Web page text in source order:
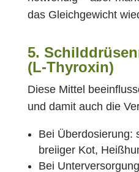
das Gleichgewicht
5.
(L-Thyroxin)
Diese Mittel
und damit auch die
Bei Überdosierung:
breiiger Kot,
Bei